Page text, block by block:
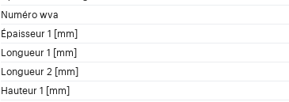
Numéro wva
Épaisseur 1 [mm]
Longueur 1 [mm]
Longueur 2 [mm]
Hauteur 1 [mm]